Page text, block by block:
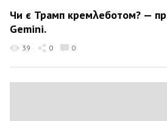
Чи є Трамп кремλеботом? —
Gemini.
39 0 0